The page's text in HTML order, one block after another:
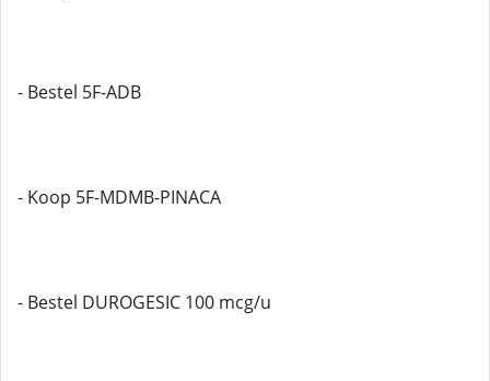
- Bestel 5F-ADB
- Koop 5F-MDMB-PINACA
- Bestel DUROGESIC 100 mcg/u